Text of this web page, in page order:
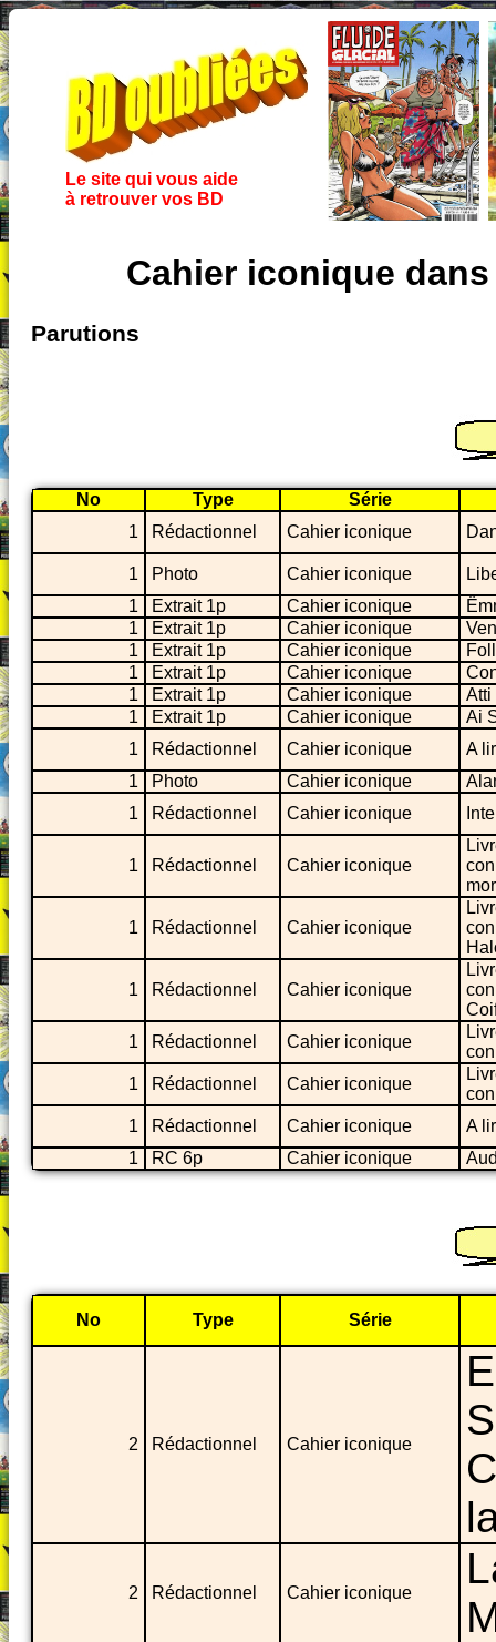
Le site qui vous aide
à retrouver vos BD
Cahier iconique
Parutions
No Type
Série
1
Rédactionnel Cahier iconique
1 Photo Cahier iconique
1
Extrait 1p Cahier iconique
1
Extrait 1p Cahier iconique
1
Extrait 1p Cahier iconique
1
Extrait 1p Cahier iconique
1
Extrait 1p Cahier iconique
Atti
1
Extrait 1p Cahier iconique
Ai
1
Rédactionnel Cahier iconique
A
1
Photo Cahier iconique
1
Rédactionnel Cahier iconique
1 Rédactionnel Cahier iconique
1 Rédactionnel Cahier iconique
1 Rédactionnel Cahier iconique
1
Rédactionnel Cahier iconique
1
Rédactionnel Cahier iconique
1
Rédactionnel Cahier iconique
A
1
RC 6p Cahier iconique
No Type Série
2 Rédactionnel Cahier iconique
2 Rédactionnel Cahier iconique